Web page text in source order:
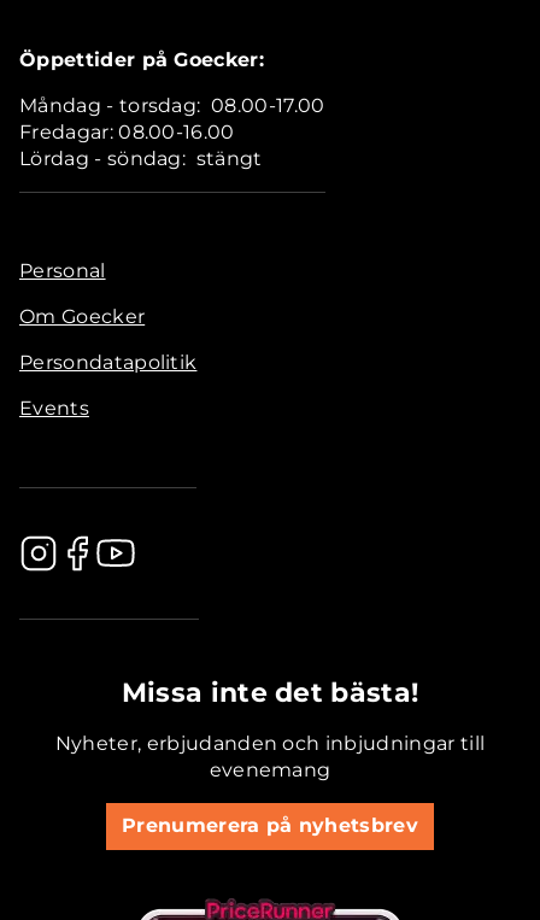
Öppettider på Goecker:
Måndag - torsdag: 08.00-17.00
Fredagar: 08.00-16.00
Lördag - söndag: stängt
Personal
Om Goecker
Persondatapolitik
Events
Missa inte det bästa!
Nyheter, erbjudanden och inbjudningar till
evenemang
Prenumerera på nyhetsbrev